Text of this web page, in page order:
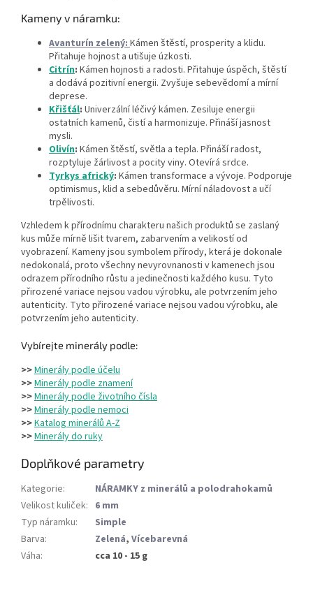
Kameny v náramku:
Avanturín zelený:Kámen štěstí, prosperity a klidu.
Přitahuje hojnost a utišuje úzkosti.
Citrín: Kámen hojnosti a radosti. Přitahuje úspěch, štěstí
a dodává pozitivní energii. Zvyšuje sebevědomí a mírní
deprese.
Křišťál: Univerzální léčivý kámen. Zesiluje energii
ostatních kamenů, čistí a harmonizuje. Přináší jasnost
mysli.
Olivín: Kámen štěstí, světla a tepla. Přináší radost,
rozptyluje žárlivost a pocity viny. Otevírá srdce.
Tyrkys africký: Kámen transformace a vývoje. Podporuje
optimismus, klid a sebedůvěru. Mírní náladovost a učí
trpělivosti.
Vzhledem k přírodnímu charakteru našich produktů se zaslaný
kus může mírně lišit tvarem, zabarvením a velikostí od
vyobrazení. Kameny jsou symbolem přírody, která je dokonale
nedokonalá, proto všechny nevyrovnanosti v kamenech jsou
odrazem přírodního růstu a jedinečnosti každého kusu. Tyto
přirozené variace nejsou vadou výrobku, ale potvrzením jeho
autenticity. Tyto přirozené variace nejsou vadou výrobku, ale
potvrzením jeho autenticity.
Vybírejte minerály podle:
>>Minerály podle účelu
>>Minerály podle znamení
>>Minerály podle životního čísla
>>Minerály podle nemoci
>>Katalog minerálů A-Z
>>Minerály do ruky
Doplňkové parametry
Kategorie:
NÁRAMKY z minerálů a polodrahokamů
Velikost kuliček: 6 mm
Typ náramku:
Simple
Barva: Zelená, Vícebarevná
Váha: cca 10 - 15 g